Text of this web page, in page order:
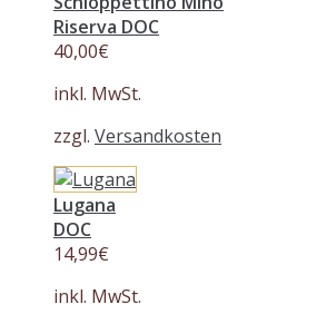
Riserva DOC
40,00€
inkl. MwSt.
zzgl. Versandkosten
Lugana
DOC
14,99€
inkl. MwSt.